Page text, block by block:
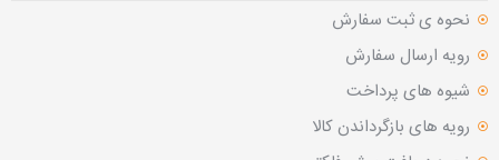
نحوه ی ثبت سفارش
رویه ارسال سفارش
شیوه های پرداخت
رویه های بازگرداندن کالا